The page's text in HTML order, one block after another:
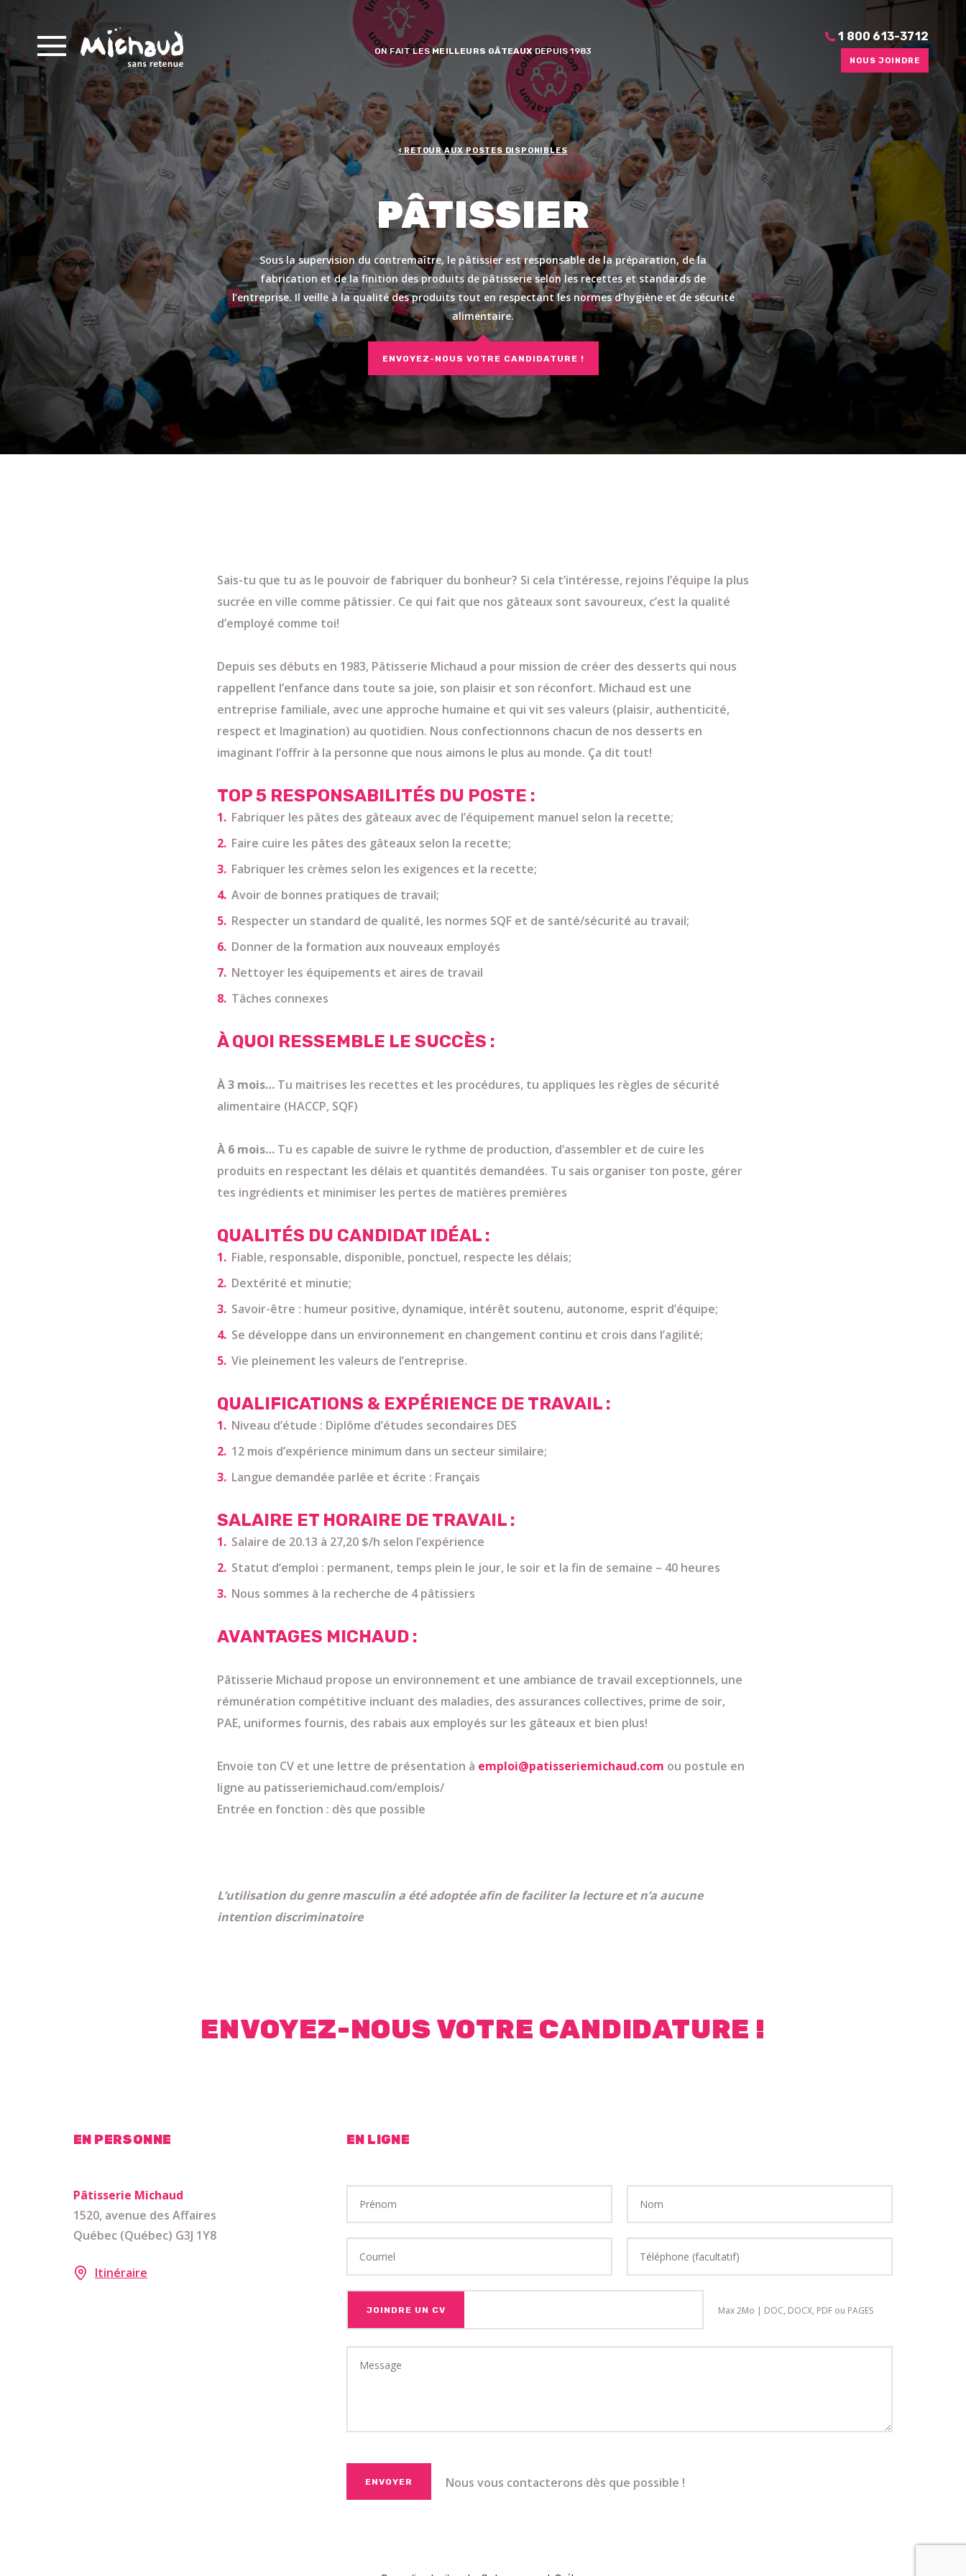
ON FAIT LESMEILLEURS GÂTEAUXDEPUIS 1983
1 800 613-3712
NOUS JOINDRE
‹ RETOUR AUX POSTES DISPONIBLES
PÂTISSIER
Sous la supervision du contremaître, le pâtissier est responsable de la préparation, de la
fabrication et de la finition des produits de pâtisserie selon les recettes et standards de
l’entreprise. Il veille à la qualité des produits tout en respectant les normes d’hygiène et de sécurité
alimentaire.
ENVOYEZ-NOUS VOTRE CANDIDATURE !
Sais-tu que tu as le pouvoir de fabriquer du bonheur? Si cela t’intéresse, rejoins l’équipe la plus
sucrée en ville comme pâtissier. Ce qui fait que nos gâteaux sont savoureux, c’est la qualité
d’employé comme toi!
Depuis ses débuts en 1983, Pâtisserie Michaud a pour mission de créer des desserts qui nous
rappellent l’enfance dans toute sa joie, son plaisir et son réconfort. Michaud est une
entreprise familiale, avec une approche humaine et qui vit ses valeurs (plaisir, authenticité,
respect et Imagination) au quotidien. Nous confectionnons chacun de nos desserts en
imaginant l’offrir à la personne que nous aimons le plus au monde. Ça dit tout!
TOP 5 RESPONSABILITÉS DU POSTE :
Fabriquer les pâtes des gâteaux avec de l’équipement manuel selon la recette;
Faire cuire les pâtes des gâteaux selon la recette;
Fabriquer les crèmes selon les exigences et la recette;
Avoir de bonnes pratiques de travail;
Respecter un standard de qualité, les normes SQF et de santé/sécurité au travail;
Donner de la formation aux nouveaux employés
Nettoyer les équipements et aires de travail
Tâches connexes
À QUOI RESSEMBLE LE SUCCÈS :
À 3 mois… Tu maitrises les recettes et les procédures, tu appliques les règles de sécurité
alimentaire (HACCP, SQF)
À 6 mois… Tu es capable de suivre le rythme de production, d’assembler et de cuire les
produits en respectant les délais et quantités demandées. Tu sais organiser ton poste, gérer
tes ingrédients et minimiser les pertes de matières premières
QUALITÉS DU CANDIDAT IDÉAL :
Fiable, responsable, disponible, ponctuel, respecte les délais;
Dextérité et minutie;
Savoir-être : humeur positive, dynamique, intérêt soutenu, autonome, esprit d’équipe;
Se développe dans un environnement en changement continu et crois dans l’agilité;
Vie pleinement les valeurs de l’entreprise.
QUALIFICATIONS & EXPÉRIENCE DE TRAVAIL :
Niveau d’étude : Diplôme d’études secondaires DES
12 mois d’expérience minimum dans un secteur similaire;
Langue demandée parlée et écrite : Français
SALAIRE ET HORAIRE DE TRAVAIL :
Salaire de 20.13 à 27,20 $/h selon l’expérience
Statut d’emploi : permanent, temps plein le jour, le soir et la fin de semaine – 40 heures
Nous sommes à la recherche de 4 pâtissiers
AVANTAGES MICHAUD :
Pâtisserie Michaud propose un environnement et une ambiance de travail exceptionnels, une
rémunération compétitive incluant des maladies, des assurances collectives, prime de soir,
PAE, uniformes fournis, des rabais aux employés sur les gâteaux et bien plus!
Envoie ton CV et une lettre de présentation à emploi@patisseriemichaud.com ou postule en
ligne au patisseriemichaud.com/emplois/
Entrée en fonction : dès que possible
L’utilisation du genre masculin a été adoptée afin de faciliter la lecture et n’a aucune
intention discriminatoire
ENVOYEZ-NOUS VOTRE CANDIDATURE !
EN PERSONNE
Pâtisserie Michaud
1520, avenue des Affaires
Québec (Québec) G3J 1Y8
Itinéraire
EN LIGNE
JOINDRE UN CV Max 2Mo | DOC, DOCX, PDF ou PAGES
ENVOYER Nous vous contacterons dès que possible !